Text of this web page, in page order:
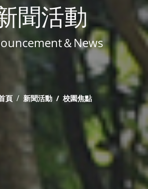
聞活動
＆News
頁 新聞活動 校園焦點